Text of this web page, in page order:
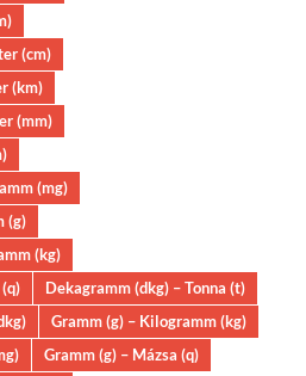
(cm)
(km)
(mm)
(mg)
(g)
(kg)
Dekagramm (dkg) – Tonna (t)
Gramm (g) – Kilogramm (kg)
Gramm (g) – Mázsa (q)